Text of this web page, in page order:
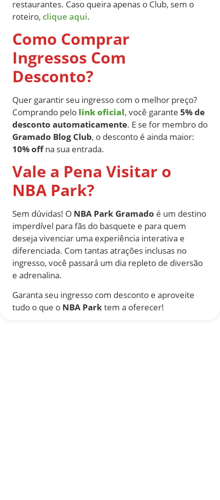
restaurantes. Caso queira apenas o Club, sem o
roteiro, clique aqui.
Como Comprar
Ingressos Com
Desconto?
Quer garantir seu ingresso com o melhor preço?
Comprando pelo link oficial, você garante 5% de
desconto automaticamente. E se for membro do
Gramado Blog Club, o desconto é ainda maior:
10% offna sua entrada.
Vale a Pena Visitar o
NBA Park?
Sem dúvidas! O NBA Park Gramado é um destino
imperdível para fãs do basquete e para quem
deseja vivenciar uma experiência interativa e
diferenciada. Com tantas atrações inclusas no
ingresso, você passará um dia repleto de diversão
e adrenalina.
Garanta seu ingresso com desconto e aproveite
tudo o que o NBA Parktem a oferecer!